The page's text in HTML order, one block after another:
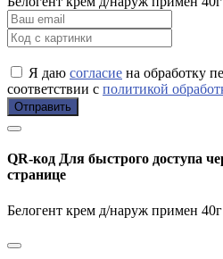
Я даю согласие на обработку
соответствии с политикой
Отправить
QR-код Для быстрого доступа
странице
Белогент крем д/наруж примен 40г